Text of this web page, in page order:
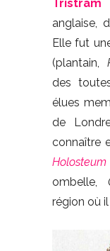
Tristram
anglaise,
Elle fut
(plantain,
des
élues
de
connaître
ombelle,
région où